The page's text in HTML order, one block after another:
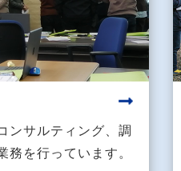
ンサルティング、調
務を行っています。